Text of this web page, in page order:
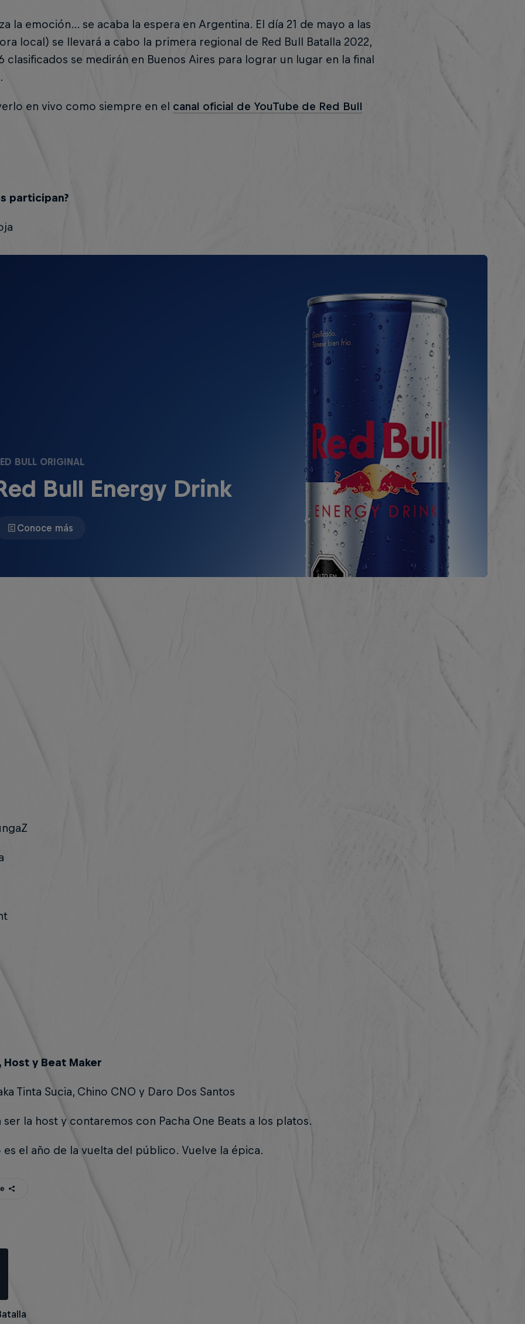
la emoción… se acaba la espera en Argentina. El día 21 de mayo a las
local) se llevará a cabo la primera regional de Red Bull Batalla 2022,
clasificados se medirán en Buenos Aires para lograr un lugar en la final
en vivo como siempre en el canal oficial de YouTube de Red Bull
participan?
BULL ORIGINAL
Bull Energy Drink
Conoce más
Host y Beat Maker
Tinta Sucia, Chino CNO y Daro Dos Santos
ser la host y contaremos con Pacha One Beats a los platos.
es el año de la vuelta del público. Vuelve la épica.